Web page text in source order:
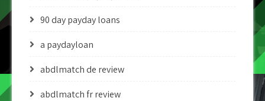
90 day payday loans
a paydayloan
abdlmatch de review
abdlmatch fr review